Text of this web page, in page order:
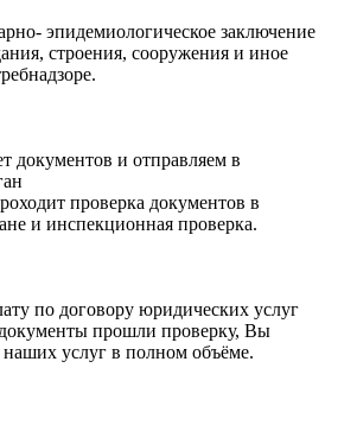
эпидемиологическое заключение
строения, сооружения и иное
документов и отправляем в
проверка документов в
и инспекционная проверка.
по договору юридических услуг
прошли проверку, Вы
наших услуг в полном объёме.